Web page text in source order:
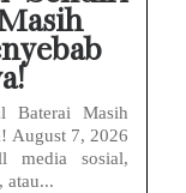
Baterai Masih
August 7, 2026
media sosial,
atau...